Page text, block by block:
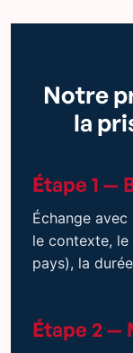
Notre
la
Étape 1 —
Échange avec
le contexte,
pays), la
Étape 2 —